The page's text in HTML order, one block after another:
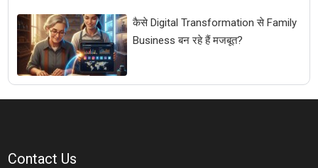
कैसे Digital Transformation से Family
Business बन रहे हैं मजबूत?
Contact Us